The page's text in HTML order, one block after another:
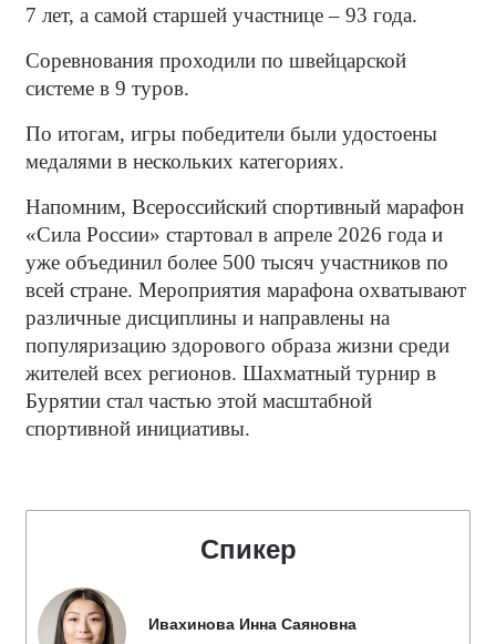
7 лет, а самой старшей участнице – 93 года.
Соревнования проходили по швейцарской
системе в 9 туров.
По итогам, игры победители были удостоены
медалями в нескольких категориях.
Напомним, Всероссийский спортивный марафон
«Сила России» стартовал в апреле 2026 года и
уже объединил более 500 тысяч участников по
всей стране. Мероприятия марафона охватывают
различные дисциплины и направлены на
популяризацию здорового образа жизни среди
жителей всех регионов. Шахматный турнир в
Бурятии стал частью этой масштабной
спортивной инициативы.
Спикер
Ивахинова Инна Саяновна